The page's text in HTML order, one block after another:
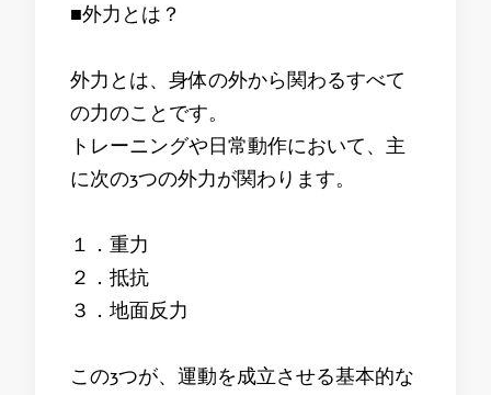
■外力とは？
外力とは、身体の外から関わるすべて
の力のことです。
トレーニングや日常動作において、主
に次の3つの外力が関わります。
１．重力
２．抵抗
３．地面反力
この3つが、運動を成立させる基本的な